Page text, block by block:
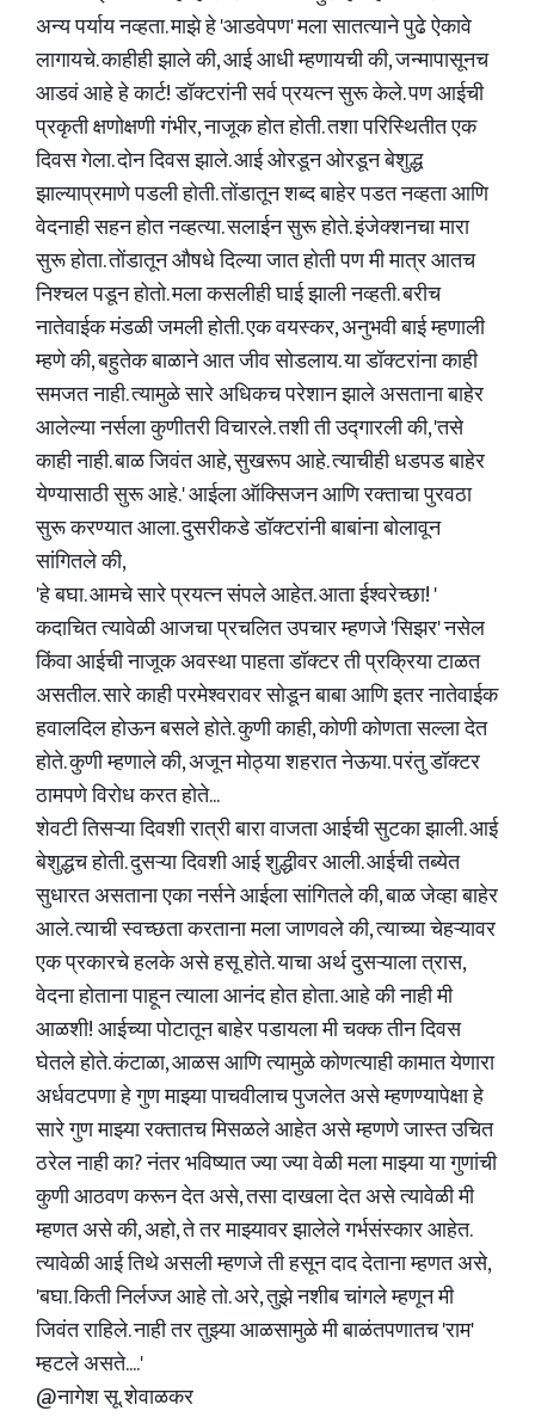
अन्य पर्याय नव्हता. माझे हे 'आडवेपण' मला सातत्याने पुढे ऐकावे
लागायचे. काहीही झाले की, आई आधी म्हणायची की, जन्मापासूनच
आडवं आहे हे कार्ट! डॉक्टरांनी सर्व प्रयत्न सुरू केले. पण आईची
प्रकृती क्षणोक्षणी गंभीर, नाजूक होत होती. तशा परिस्थितीत एक
दिवस गेला. दोन दिवस झाले. आई ओरडून ओरडून बेशुद्ध
झाल्याप्रमाणे पडली होती. तोंडातून शब्द बाहेर पडत नव्हता आणि
वेदनाही सहन होत नव्हत्या. सलाईन सुरू होते. इंजेक्शनचा मारा
सुरू होता. तोंडातून औषधे दिल्या जात होती पण मी मात्र आतच
निश्चल पडून होतो. मला कसलीही घाई झाली नव्हती. बरीच
नातेवाईक मंडळी जमली होती. एक वयस्कर, अनुभवी बाई म्हणाली
म्हणे की, बहुतेक बाळाने आत जीव सोडलाय. या डॉक्टरांना काही
समजत नाही. त्यामुळे सारे अधिकच परेशान झाले असताना बाहेर
आलेल्या नर्सला कुणीतरी विचारले. तशी ती उद्गारली की, 'तसे
काही नाही. बाळ जिवंत आहे, सुखरूप आहे. त्याचीही धडपड बाहेर
येण्यासाठी सुरू आहे.' आईला ऑक्सिजन आणि रक्ताचा पुरवठा
सुरू करण्यात आला. दुसरीकडे डॉक्टरांनी बाबांना बोलावून
सांगितले की,
'हे बघा. आमचे सारे प्रयत्न संपले आहेत. आता ईश्वरेच्छा! '
कदाचित त्यावेळी आजचा प्रचलित उपचार म्हणजे 'सिझर' नसेल
किंवा आईची नाजूक अवस्था पाहता डॉक्टर ती प्रक्रिया टाळत
असतील. सारे काही परमेश्वरावर सोडून बाबा आणि इतर नातेवाईक
हवालदिल होऊन बसले होते. कुणी काही, कोणी कोणता सल्ला देत
होते. कुणी म्हणाले की, अजून मोठ्या शहरात नेऊया. परंतु डॉक्टर
ठामपणे विरोध करत होते...
शेवटी तिसऱ्या दिवशी रात्री बारा वाजता आईची सुटका झाली. आई
बेशुद्धच होती. दुसऱ्या दिवशी आई शुद्धीवर आली. आईची तब्येत
सुधारत असताना एका नर्सने आईला सांगितले की, बाळ जेव्हा बाहेर
आले. त्याची स्वच्छता करताना मला जाणवले की, त्याच्या चेहऱ्यावर
एक प्रकारचे हलके असे हसू होते. याचा अर्थ दुसऱ्याला त्रास,
वेदना होताना पाहून त्याला आनंद होत होता. आहे की नाही मी
आळशी! आईच्या पोटातून बाहेर पडायला मी चक्क तीन दिवस
घेतले होते. कंटाळा, आळस आणि त्यामुळे कोणत्याही कामात येणारा
अर्धवटपणा हे गुण माझ्या पाचवीलाच पुजलेत असे म्हणण्यापेक्षा हे
सारे गुण माझ्या रक्तातच मिसळले आहेत असे म्हणणे जास्त उचित
ठरेल नाही का? नंतर भविष्यात ज्या ज्या वेळी मला माझ्या या गुणांची
कुणी आठवण करून देत असे, तसा दाखला देत असे त्यावेळी मी
म्हणत असे की, अहो, ते तर माझ्यावर झालेले गर्भसंस्कार आहेत.
त्यावेळी आई तिथे असली म्हणजे ती हसून दाद देताना म्हणत असे,
'बघा. किती निर्लज्ज आहे तो. अरे, तुझे नशीब चांगले म्हणून मी
जिवंत राहिले. नाही तर तुझ्या आळसामुळे मी बाळंतपणातच 'राम'
म्हटले असते....'
@नागेश सू. शेवाळकर